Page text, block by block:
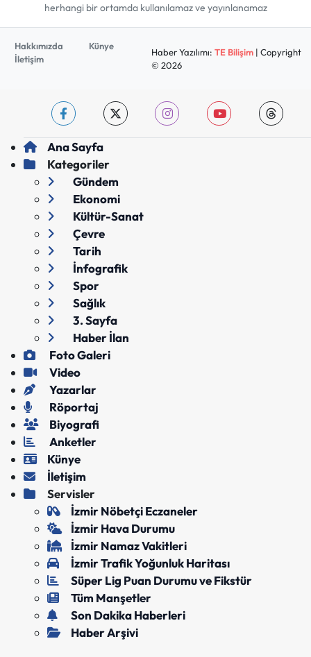
herhangi bir ortamda kullanılamaz ve yayınlanamaz
Hakkımızda
Künye
İletişim
Haber Yazılımı: TE Bilişim| Copyright
© 2026
Ana Sayfa
Kategoriler
Gündem
Ekonomi
Kültür-Sanat
Çevre
Tarih
İnfografik
Spor
Sağlık
3. Sayfa
Haber İlan
Foto Galeri
Video
Yazarlar
Röportaj
Biyografi
Anketler
Künye
İletişim
Servisler
İzmir Nöbetçi Eczaneler
İzmir Hava Durumu
İzmir Namaz Vakitleri
İzmir Trafik Yoğunluk Haritası
Süper Lig Puan Durumu ve Fikstür
Tüm Manşetler
Son Dakika Haberleri
Haber Arşivi